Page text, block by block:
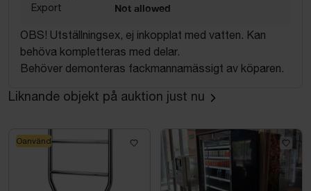
Export Not allowed
OBS! Utställningsex, ej inkopplat med vatten. Kan
behöva kompletteras med delar.
Behöver demonteras fackmannamässigt av köparen.
Liknande objekt på auktion just nu
Oanvänd